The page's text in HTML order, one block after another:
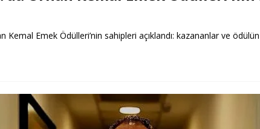
Kemal Emek Ödülleri’nin sahipleri açıklandı: kazananlar ve